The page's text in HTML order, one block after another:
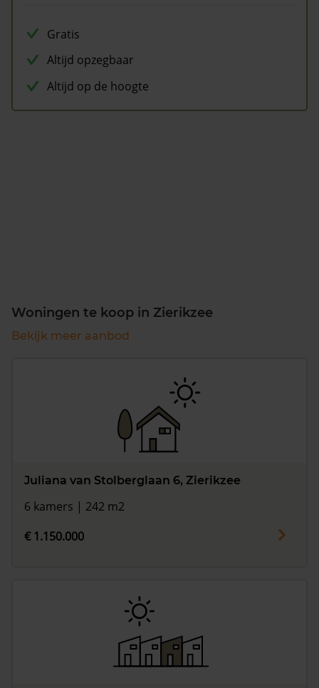
Gratis
Altijd opzegbaar
Altijd op de hoogte
Woningen te koop in Zierikzee
Bekijk meer aanbod
Juliana van Stolberglaan 6, Zierikzee
6 kamers | 242 m2
€ 1.150.000